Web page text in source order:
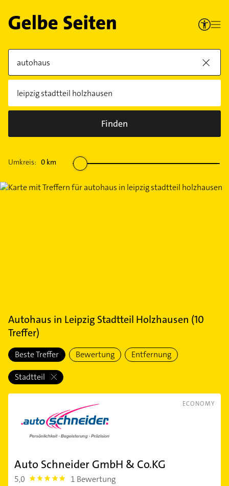
Finden
Umkreis: 0 km
Autohaus in Leipzig Stadtteil Holzhausen (10
Treffer)
Beste Treffer Bewertung Entfernung
Stadtteil
ECONOMY
Auto Schneider GmbH & Co.KG
5,0 5.0 1 Bewertung